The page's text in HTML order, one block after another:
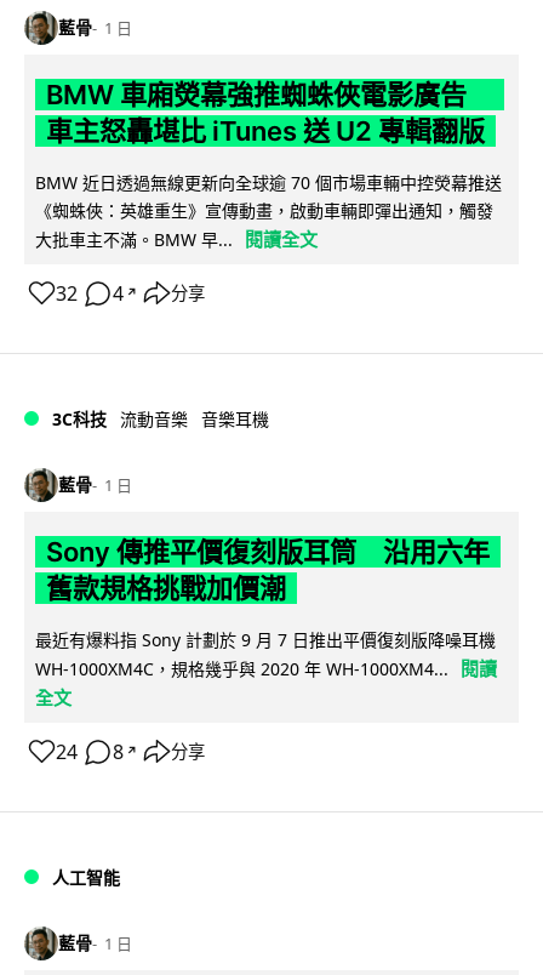
藍骨 1 日
BMW 車廂熒幕強推蜘蛛俠電影廣告
車主怒轟堪比 iTunes 送 U2 專輯翻版
BMW 近日透過無線更新向全球逾 70 個市場車輛中控熒幕推送
《蜘蛛俠：英雄重生》宣傳動畫，啟動車輛即彈出通知，觸發
大批車主不滿。BMW 早...
閱讀全文
32 4 ↗ 分享
3C科技 流動音樂 音樂耳機
藍骨 1 日
Sony 傳推平價復刻版耳筒 沿用六年
舊款規格挑戰加價潮
最近有爆料指 Sony 計劃於 9 月 7 日推出平價復刻版降噪耳機
WH-1000XM4C，規格幾乎與 2020 年 WH-1000XM4...
閱讀
全文
24 8 ↗ 分享
人工智能
藍骨 1 日